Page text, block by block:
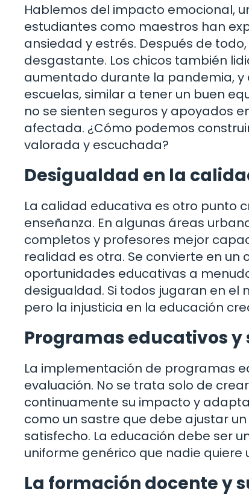
Hablemos del impacto emocional,
estudiantes como maestros han
ansiedad y estrés. Después de
desgastante. Los chicos también
aumentado durante la pandemia,
escuelas, similar a tener un buen
no se sienten seguros y apoyados
afectada. ¿Cómo podemos
valorada y escuchada?
Desigualdad en la
La calidad educativa es otro punto
enseñanza. En algunas áreas
completos y profesores mejor
realidad es otra. Se convierte en un
oportunidades educativas a
desigualdad. Si todos jugaran en el
pero la injusticia en la educación
Programas educativos
La implementación de programas
evaluación. No se trata solo de
continuamente su impacto y
como un sastre que debe ajustar
satisfecho. La educación debe ser
uniforme genérico que nadie quiere
La formación docente y